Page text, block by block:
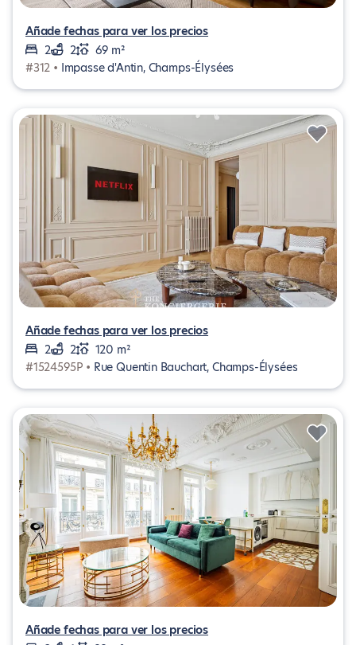
Añade fechas para ver los precios
2
2
69 m²
#312 • Impasse d'Antin, Champs-Élysées
Añade fechas para ver los precios
2
2
120 m²
#1524595P • Rue Quentin Bauchart, Champs-Élysées
Añade fechas para ver los precios